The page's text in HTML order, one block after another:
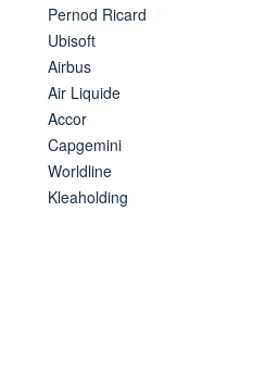
Pernod Ricard
Ubisoft
Airbus
Air Liquide
Accor
Capgemini
Worldline
Kleaholding